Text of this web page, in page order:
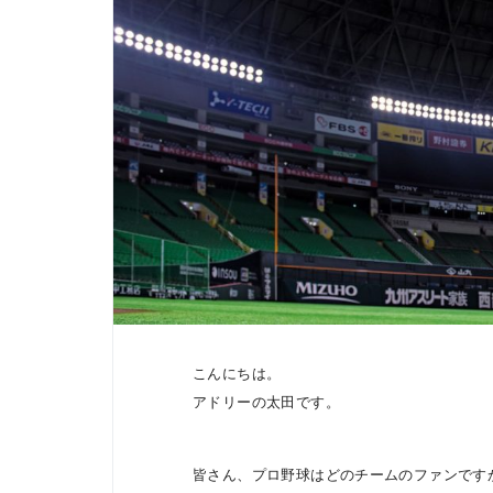
こんにちは。
アドリーの太田です。
皆さん、プロ野球はどのチームのファンです